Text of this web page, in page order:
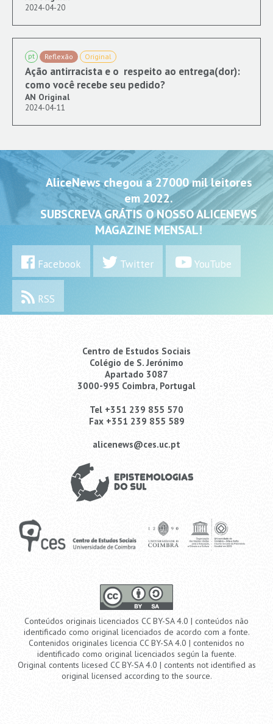
2024-04-20
pt Reflexão Original
Ação antirracista e o respeito ao entrega(dor):
como você recebe seu pedido?
AN Original
2024-04-11
AliceNews chegou a 27000 mil leitores
em 2022.
SUBSCREVA GRÁTIS O NOSSO ALICENEWS
MAGAZINE MENSAL!
Facebook Twitter YouTube
RSS
Centro de Estudos Sociais
Colégio de S. Jerónimo
Apartado 3087
3000-995 Coimbra, Portugal
Tel +351 239 855 570
Fax +351 239 855 589
alicenews@ces.uc.pt
Conteúdos originais licenciados CC BY-SA 4.0 | conteúdos não
identificado como original licenciados de acordo com a fonte.
Contenidos originales licencia CC BY-SA 4.0 | contenidos no
identificado como original licenciados según la fuente.
Original contents licesed CC BY-SA 4.0 | contents not identified as
original licensed according to the source.